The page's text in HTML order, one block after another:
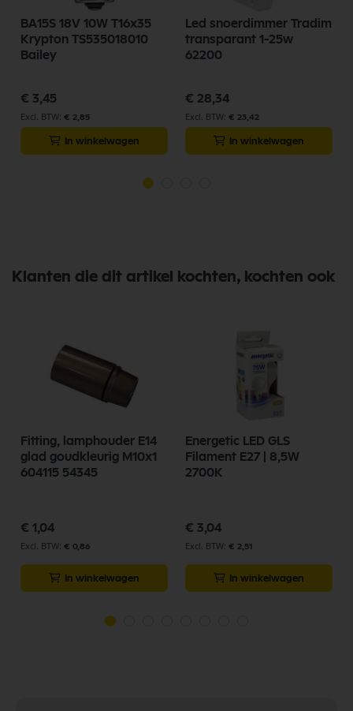
BA15S 18V 10W T16x35
Krypton TS535018010
Bailey
€ 3,45
€ 2,85
In winkelwagen
Led snoerdimmer Tradim
transparant 1-25w
62200
€ 28,34
€ 23,42
In winkelwagen
Klanten die dit artikel kochten, kochten ook
Fitting, lamphouder E14
glad goudkleurig M10x1
604115 54345
€ 1,04
€ 0,86
In winkelwagen
Energetic LED GLS
Filament E27 | 8,5W
2700K
€ 3,04
€ 2,51
In winkelwagen